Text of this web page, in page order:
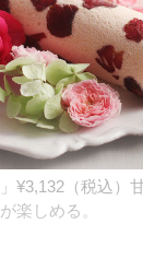
¥3,132（税込）
楽しめる。